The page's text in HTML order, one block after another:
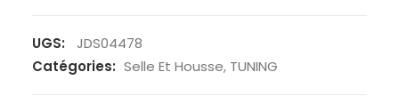
support
verouillage
UGS:
JDS04478
Catégories: Selle Et Housse, TUNING